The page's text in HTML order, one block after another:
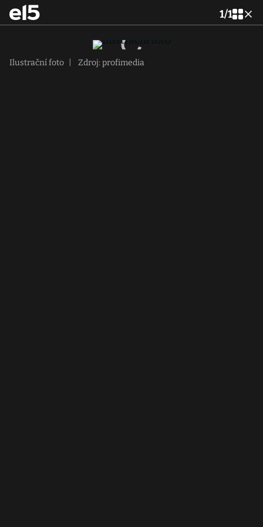
1/1
Ilustrační foto Zdroj: profimedia